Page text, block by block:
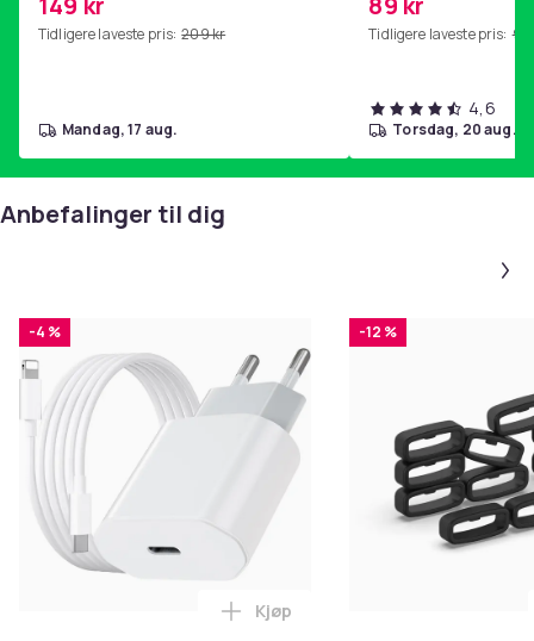
hjemmegymnastikk Purple
Tidligere laveste pris: 209 kr
mandag, 17 aug.
Tidligere laveste pris: 99
4,6
torsdag, 20 aug.
Anbefalinger til dig
-4 %
Legg iPhone Hurtiglader USB-C
Kjøp
-12 %